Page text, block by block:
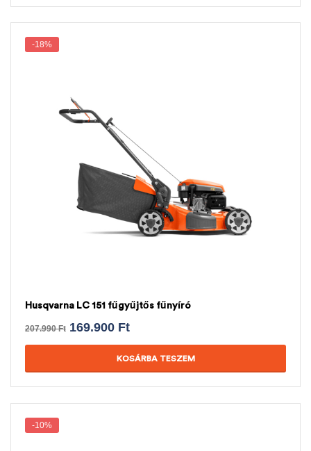
-18%
Husqvarna LC 151 fűgyűjtős fűnyíró
207.990Ft 169.900 Ft
KOSÁRBA TESZEM
-10%